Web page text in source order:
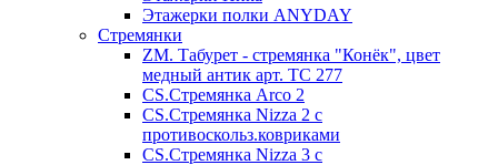
Этажерки полки ANYDAY
Стремянки
ZM. Табурет - стремянка "Конёк", цвет
медный антик арт. ТС 277
CS.Стремянка Arco 2
CS.Стремянка Nizza 2 с
противоскольз.ковриками
CS.Стремянка Nizza 3 с